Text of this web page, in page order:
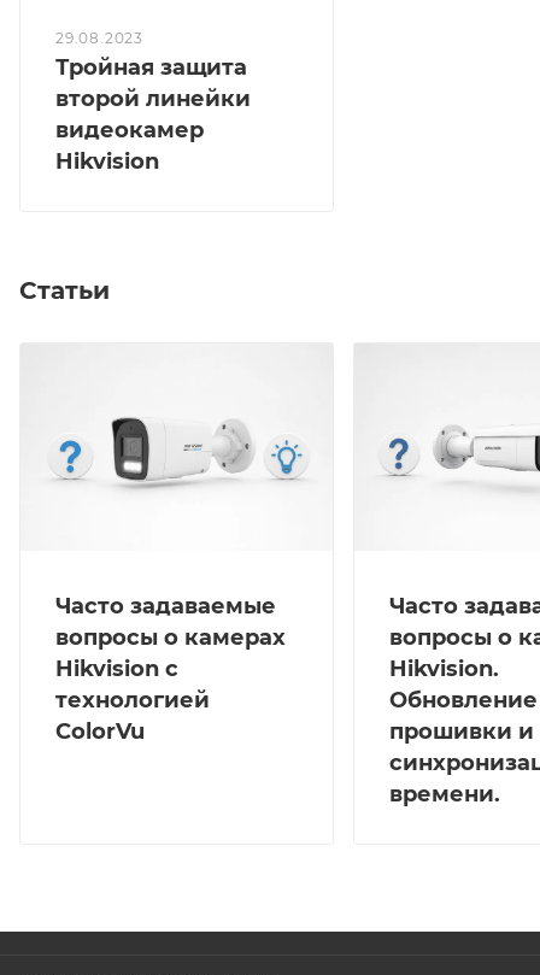
29.08.2023
Тройная защита
второй линейки
видеокамер
Hikvision
Статьи
Часто задаваемые
вопросы о камерах
Hikvision с
технологией
ColorVu
Часто
вопросы о
Hikvision.
Обновление
прошивки и
времени.